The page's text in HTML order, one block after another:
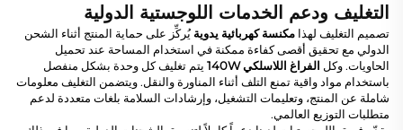
التغليف ودعم الخدمات اللوجستية الدولية
تصميم التغليف لهذا مكنسة كهربائية يدوية يُركِّز على حماية المنتج أثناء الشحن
الدولي مع تحقيق أقصى كفاءة ممكنة في استخدام المساحة عند تحميل
الحاويات. وكل الفراغ اللاسلكي 140W
يتم تغليف كل وحدة بشكل منفصل
باستخدام مواد واقية تمنع التلف أثناء المناورة والنقل. ويتضمن التغليف معلومات
شاملة عن المنتج، وتعليمات التشغيل، وإرشادات السلامة بلغات متعددة لدعم
متطلبات التوزيع العالمي.